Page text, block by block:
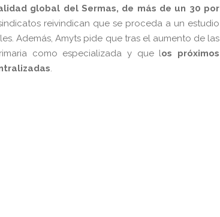
global del Sermas, de más de un 30 por
reivindican que se proceda a un estudio
Además, Amyts pide que tras el aumento de las
como especializada y que los próximos
.